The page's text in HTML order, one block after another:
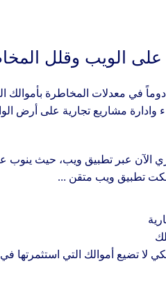
الويب وقلل
في معدلات المخاطرة بأموالك
مشاريع تجارية على أرض
الآن عبر تطبيق ويب، حيث ينوب
تطبيق ويب متقن …
لا تضيع أموالك التي استثمرتها في